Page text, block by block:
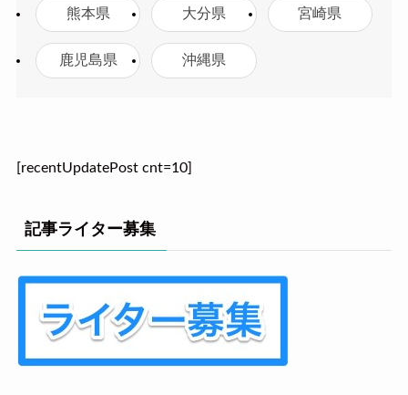
熊本県 大分県 宮崎県
鹿児島県 沖縄県
[recentUpdatePost cnt=10]
記事ライター募集